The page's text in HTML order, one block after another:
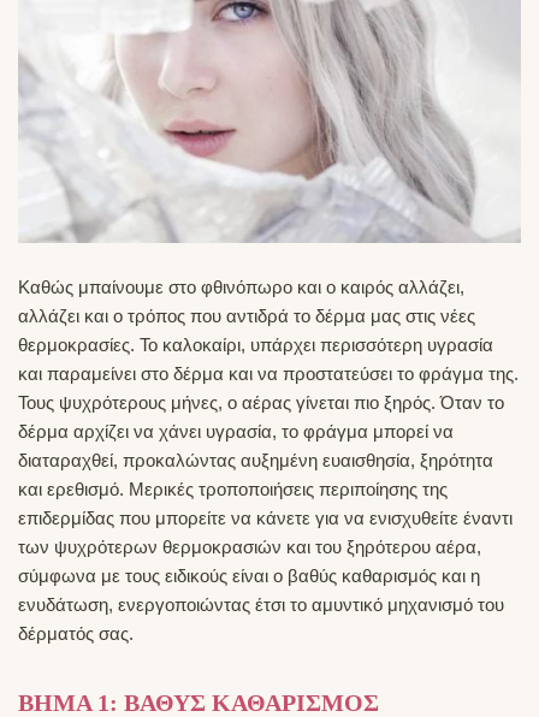
Kαθώς μπαίνουμε στο φθινόπωρο και ο καιρός αλλάζει,
αλλάζει και ο τρόπος που αντιδρά το δέρμα μας στις νέες
θερμοκρασίες. Το καλοκαίρι, υπάρχει περισσότερη υγρασία
και παραμείνει στο δέρμα και να προστατεύσει το φράγμα της.
Τους ψυχρότερους μήνες, ο αέρας γίνεται πιο ξηρός. Όταν το
δέρμα αρχίζει να χάνει υγρασία, το φράγμα μπορεί να
διαταραχθεί, προκαλώντας αυξημένη ευαισθησία, ξηρότητα
και ερεθισμό. Μερικές τροποποιήσεις περιποίησης της
επιδερμίδας που μπορείτε να κάνετε για να ενισχυθείτε έναντι
των ψυχρότερων θερμοκρασιών και του ξηρότερου αέρα,
σύμφωνα με τους ειδικούς είναι ο βαθύς καθαρισμός και η
ενυδάτωση, ενεργοποιώντας έτσι το αμυντικό μηχανισμό του
δέρματός σας.
ΒΗΜΑ 1: ΒΑΘΥΣ ΚΑΘΑΡΙΣΜΟΣ